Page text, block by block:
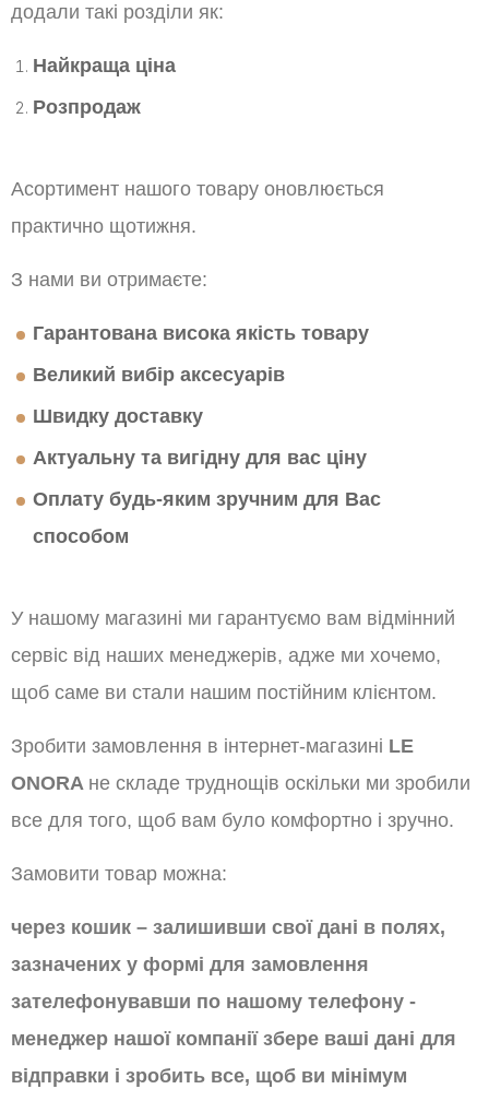
додали такі розділи як:
Найкраща ціна
Розпродаж
Асортимент нашого товару оновлюється
практично щотижня.
З нами ви отримаєте:
Гарантована висока якість товару
Великий вибір аксесуарів
Швидку доставку
Актуальну та вигідну для вас ціну
Оплату будь-яким зручним для Вас
способом
У нашому магазині ми гарантуємо вам відмінний
сервіс від наших менеджерів, адже ми хочемо,
щоб саме ви стали нашим постійним клієнтом.
Зробити замовлення в інтернет-магазині LE
ONORA не складе труднощів оскільки ми зробили
все для того, щоб вам було комфортно і зручно.
Замовити товар можна:
через кошик – залишивши свої дані в полях,
зазначених у формі для замовлення
зателефонувавши по нашому телефону -
менеджер нашої компанії збере ваші дані для
відправки і зробить все, щоб ви мінімум